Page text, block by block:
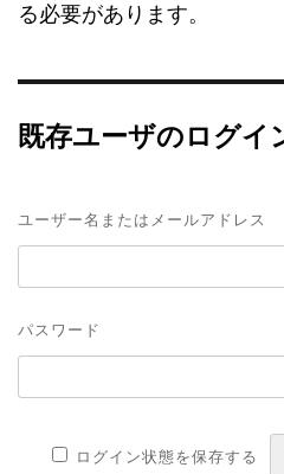
る必要があります。
既存ユーザのログイ
ユーザー名またはメールアドレス
パスワード
ログイン状態を保存する